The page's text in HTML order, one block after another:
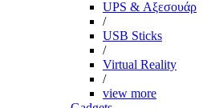
UPS & Αξεσουάρ
/
USB Sticks
/
Virtual Reality
/
view more